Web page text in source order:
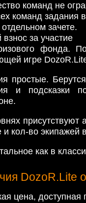
команд не
команд задания
зачете.
взнос за участие
фонда.
игре
простые.
и подсказки
присутствуют
и кол-во экипажей
как в
DozoR.Lite
цена, доступная